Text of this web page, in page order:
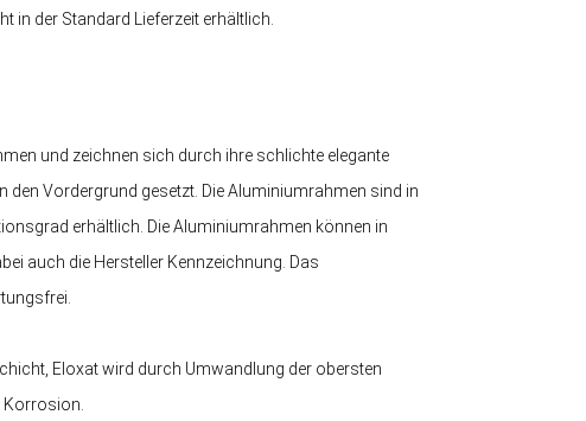
in der Standard Lieferzeit erhältlich.
und zeichnen sich durch ihre schlichte elegante
Vordergrund gesetzt. Die Aluminiumrahmen sind in
erhältlich. Die Aluminiumrahmen können in
auch die Hersteller Kennzeichnung. Das
Eloxat wird durch Umwandlung der obersten
Korrosion.